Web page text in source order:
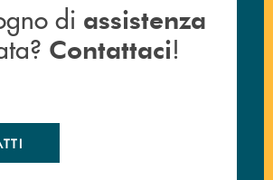
di assistenza
Contattaci!